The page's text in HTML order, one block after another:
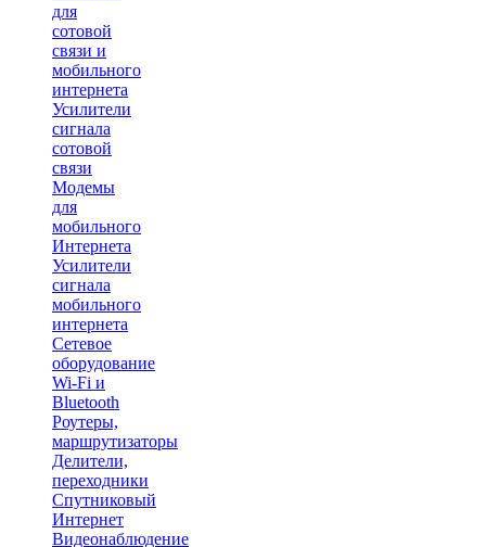
для
сотовой
связи и
мобильного
интернета
Усилители
сигнала
сотовой
связи
Модемы
для
мобильного
Интернета
Усилители
сигнала
мобильного
интернета
Сетевое
оборудование
Wi-Fi и
Bluetooth
Роутеры,
маршрутизаторы
Делители,
переходники
Спутниковый
Интернет
Видеонаблюдение